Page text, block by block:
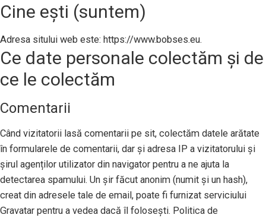
Cine ești (suntem)
Adresa sitului web este: https://www.bobses.eu.
Ce date personale colectăm și de
ce le colectăm
Comentarii
Când vizitatorii lasă comentarii pe sit, colectăm datele arătate
în formularele de comentarii, dar și adresa IP a vizitatorului și
șirul agenților utilizator din navigator pentru a ne ajuta la
detectarea spamului. Un șir făcut anonim (numit și un hash),
creat din adresele tale de email, poate fi furnizat serviciului
Gravatar pentru a vedea dacă îl folosești. Politica de